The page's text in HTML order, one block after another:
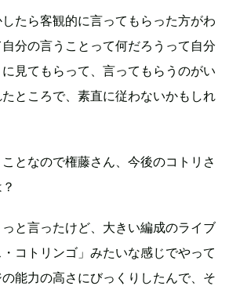
したら客観的に言ってもらった方がわ
分の言うことって何だろうって自分
見てもらって、言ってもらうのがい
ところで、素直に従わないかもしれ
となので権藤さん、今後のコトリさ
っと言ったけど、大きい編成のライブ
コトリンゴ」みたいな感じでやって
能力の高さにびっくりしたんで、そ